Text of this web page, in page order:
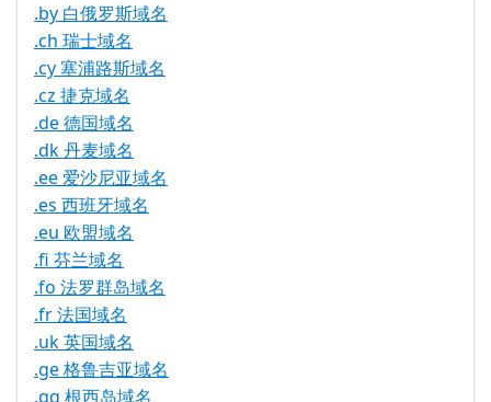
.by 白俄罗斯域名
.ch 瑞士域名
.cy 塞浦路斯域名
.cz 捷克域名
.de 德国域名
.dk 丹麦域名
.ee 爱沙尼亚域名
.es 西班牙域名
.eu 欧盟域名
.fi 芬兰域名
.fo 法罗群岛域名
.fr 法国域名
.uk 英国域名
.ge 格鲁吉亚域名
.gg 根西岛域名